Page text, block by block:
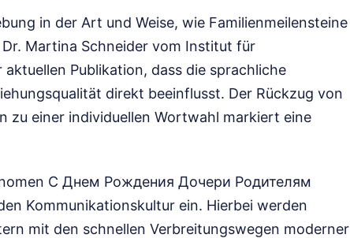
in der Art und Weise, wie Familienmeilensteine
Martina Schneider vom Institut für
Publikation, dass die sprachliche
direkt beeinflusst. Der Rückzug von
einer individuellen Wortwahl markiert eine
С Днем Рождения Дочери Родителям
Kommunikationskultur ein. Hierbei werden
mit den schnellen Verbreitungswegen moderner